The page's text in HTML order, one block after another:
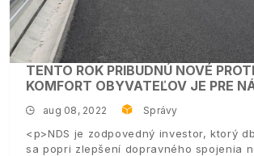
TENTO ROK PRIBUDNÚ NOVÉ
KOMFORT OBYVATEĽOV JE PRE
aug 08, 2022 Správy
<p>NDS je zodpovedný investor, ktorý
sa popri zlepšení dopravného spojenia